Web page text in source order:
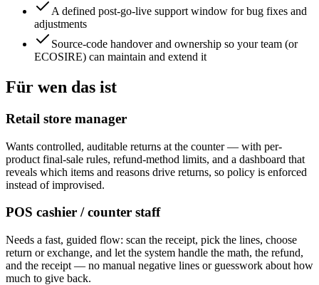
A defined post-go-live support window for bug fixes and
adjustments
Source-code handover and ownership so your team (or
ECOSIRE) can maintain and extend it
Für wen das ist
Retail store manager
Wants controlled, auditable returns at the counter — with per-
product final-sale rules, refund-method limits, and a dashboard that
reveals which items and reasons drive returns, so policy is enforced
instead of improvised.
POS cashier / counter staff
Needs a fast, guided flow: scan the receipt, pick the lines, choose
return or exchange, and let the system handle the math, the refund,
and the receipt — no manual negative lines or guesswork about how
much to give back.